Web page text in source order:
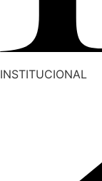
INSTITUCIONAL